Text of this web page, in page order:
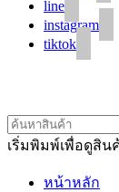
line
instagram
tiktok
เริ่มพิมพ์เพื่อดูสิ
หน้าหลัก